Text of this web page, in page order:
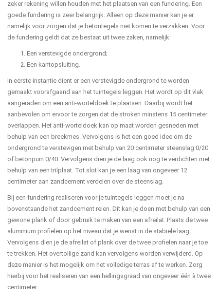
zeker rekening willen houden met het plaatsen van een fundering. Een
goede fundering is zeer belangrijk. Alleen op deze manier kan je er
namelijk voor zorgen dat je betontegels niet komen te verzakken. Voor
de fundering geldt dat ze bestaat uit twee zaken, namelijk:
Een verstevigde ondergrond;
Een kantopsluiting.
In eerste instantie dient er een verstevigde ondergrond te worden
gemaakt voorafgaand aan het tuintegels leggen. Het wordt op dit vlak
aangeraden om een anti-worteldoek te plaatsen. Daarbij wordt het
aanbevolen om ervoor te zorgen dat de stroken minstens 15 centimeter
overlappen. Het anti-worteldoek kan op maat worden gesneden met
behulp van een breekmes. Vervolgens is het een goed idee om de
ondergrond te verstevigen met behulp van 20 centimeter steenslag 0/20
of betonpuin 0/40. Vervolgens dien je de laag ook nog te verdichten met
behulp van een trilplaat. Tot slot kan je een laag van ongeveer 12
centimeter aan zandcement verdelen over de steenslag.
Bij een fundering realiseren voor je tuintegels leggen moet je na
bovenstaande het zandcement reien. Dit kan je doen met behulp van een
gewone plank of door gebruik te maken van een afreilat. Plaats de twee
aluminium profielen op het niveau dat je wenst in de stabiele laag.
Vervolgens dien je de afreilat of plank over de twee profielen naar je toe
te trekken. Het overtollige zand kan vervolgens worden verwijderd. Op
deze manier is het mogelijk om het volledige terras af te werken. Zorg
hierbij voor het realiseren van een hellingsgraad van ongeveer één à twee
centimeter.